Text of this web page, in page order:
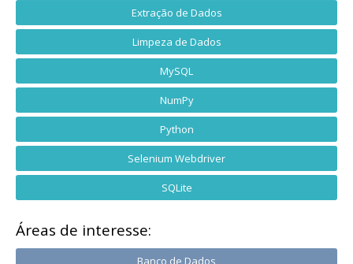
Extração de Dados
Limpeza de Dados
MySQL
NumPy
Python
Selenium Webdriver
SQLite
Áreas de interesse:
Banco de Dados